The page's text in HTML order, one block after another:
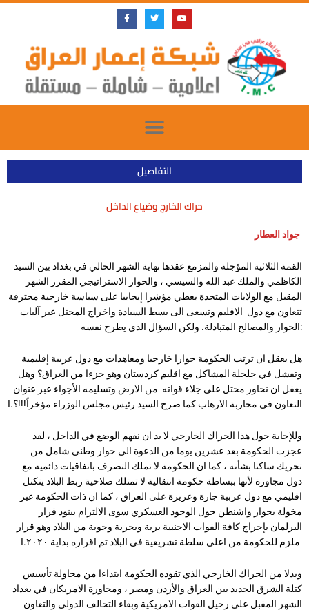
Skip
F
a
c
e
o
k
T
w
i
t
e
r
Y
o
u
t
e
التفاصيل
حراك الخارج وضياع الداخل
جواد العطار
القمة الثلاثية المؤجلة والمزمع عقدها نهاية الشهر الحالي في بغداد بين السيد
الكاظمي والملك عبد الله والسيسي ، والحوار الاستراتيجي المقرر الشهر
المقبل مع الولايات المتحدة يعطي مؤشرا إيجابيا على سياسة خارجية محترفة
تتعاون مع دول الاقليم وتسعى الى بسط السيادة واخراج المحتل عبر آليات
الحوار والمصالح المتبادلة. ولكن السؤال الذي يطرح نفسه:
هل يعقل ان ترتب الحكومة حوارا خارجيا ومعاهدات مع دول عربية إقليمية
وتفشل في حلحلة المشاكل مع اقليم كردستان وهو جزءا من العراق؟ وهل
يعقل ان نحاور محتل على جلاء قواته من الارض وتسليمه الأجواء عبر عنوان
التعاون في محاربة الارهاب كما صرح السيد رئيس مجلس الوزراء مؤخراً!!!؟.ا
وللإجابة حول هذا الحراك الخارجي لا بد ان نفهم الوضع في الداخل ، لقد
عجزت الحكومة بعد عشرين يوما من الدعوة الى حوار وطني شامل من
تحريك ساكنا بشأنه ، كما ان الحكومة لا تملك التصرف باتفاقيات دائميه مع
دول مجاورة لأنها ببساطة حكومة انتقالية لا تمتلك صلاحية ربط البلاد يتكتل
اقليمي مع دول عربية جارة وعزيزة على العراق ، كما ان ذات الحكومة غير
مخولة بحوار واشنطن حول الوجود العسكري سوى الالتزام ببنود قرار
البرلمان بإخراج كافة القوات الاجنبية برية وبحرية وجوية من البلاد وهو قرار
وبدلا من الحراك الخارجي الذي تقوده الحكومة ابتداءا من محاولة تأسيس
كتلة الشرق الجديد بين العراق والأردن ومصر ، ومحاورة الامريكان في بغداد
الشهر المقبل على رحيل القوات الامريكية وبقاء التحالف الدولي والتعاون